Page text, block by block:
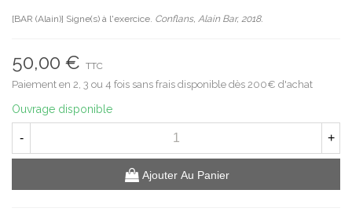
[BAR (Alain)] Signe(s) à l'exercice. Conflans, Alain Bar, 2018.
50,00 € TTC
Paiement en 2, 3 ou 4 fois sans frais disponible dès 200€ d'achat
Ouvrage disponible
- +
Ajouter Au Panier